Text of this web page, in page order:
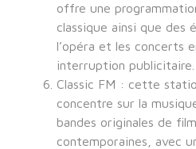
offre une
classique ainsi que des
l’opéra et les concerts
interruption publicitaire.
Classic FM : cette
concentre sur la
bandes originales de
contemporaines, avec